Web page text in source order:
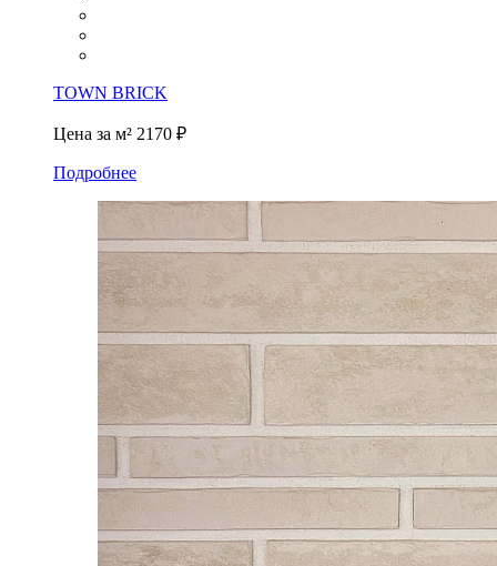
TOWN BRICK
Цена за м² 2170 ₽
Подробнее